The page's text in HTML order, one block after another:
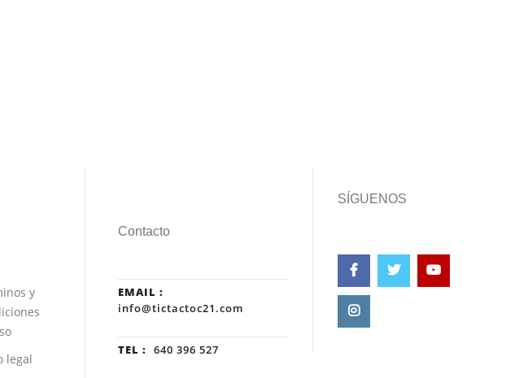
y
legal
Contacto
EMAIL :
info@tictactoc21.com
TEL : 640 396 527
SÍGUENOS